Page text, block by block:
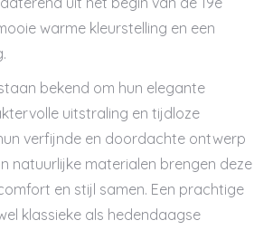
warme kleurstelling en een
bekend om hun elegante
uitstraling en tijdloze
verfijnde en doordachte ontwerp
natuurlijke materialen brengen deze
en stijl samen. Een prachtige
klassieke als hedendaagse